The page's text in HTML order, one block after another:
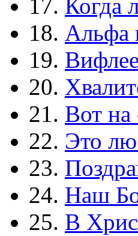
17. Когда
18. Альфа
19.
20.
21. Вот на
22. Это
23.
24. Наш
25. В